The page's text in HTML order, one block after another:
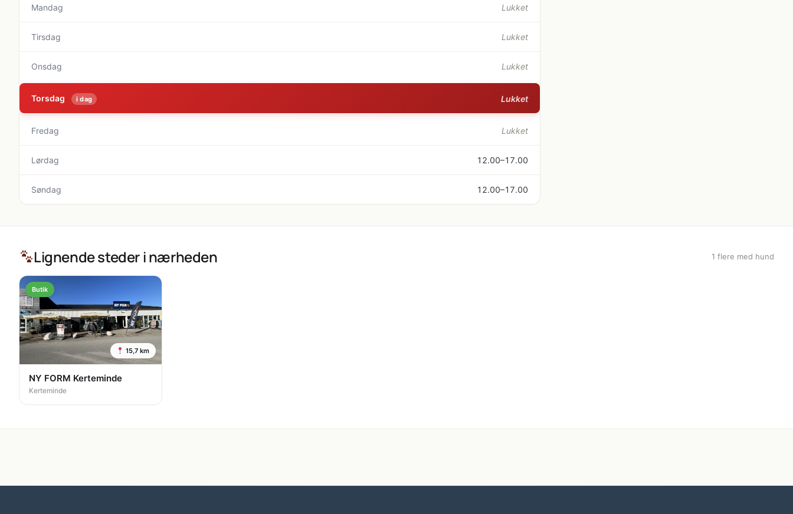
Mandag Lukket
Tirsdag Lukket
Onsdag Lukket
Torsdag i dag Lukket
Fredag Lukket
Lørdag 12.00–17.00
Søndag 12.00–17.00
Lignende steder i nærheden 1 flere med hund
Butik
15,7 km
NY FORM Kerteminde
Kerteminde